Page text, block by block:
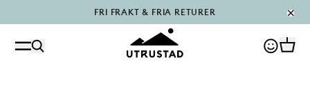
FRI FRAKT & FRIA RETURER
PÅFYLLT I OUTLET